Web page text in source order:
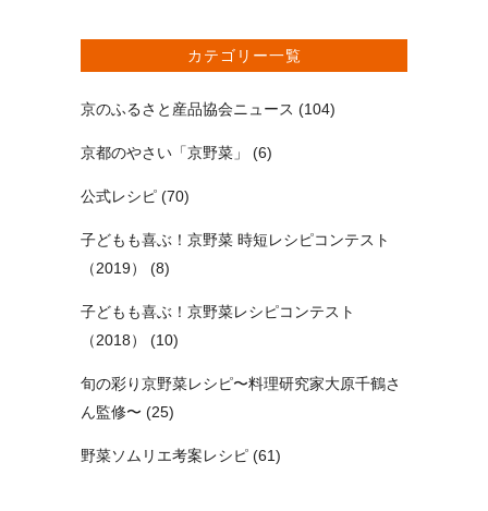
カテゴリー一覧
京のふるさと産品協会ニュース (104)
京都のやさい「京野菜」 (6)
公式レシピ (70)
子どもも喜ぶ！京野菜 時短レシピコンテスト
（2019）
(8)
子どもも喜ぶ！京野菜レシピコンテスト
（2018）
(10)
旬の彩り京野菜レシピ〜料理研究家大原千鶴さ
ん監修〜 (25)
野菜ソムリエ考案レシピ (61)